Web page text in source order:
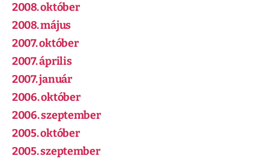
2008. október
2008. május
2007. október
2007. április
2007. január
2006. október
2006. szeptember
2005. október
2005. szeptember